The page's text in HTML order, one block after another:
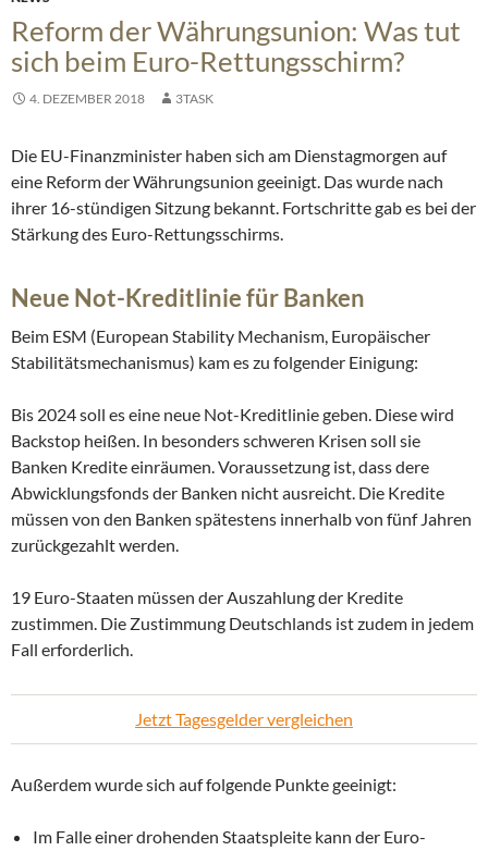
Reform der Währungsunion: Was tut
sich beim Euro-Rettungsschirm?
4. DEZEMBER 2018 3TASK
Die EU-Finanzminister haben sich am Dienstagmorgen auf
eine Reform der Währungsunion geeinigt. Das wurde nach
ihrer 16-stündigen Sitzung bekannt. Fortschritte gab es bei der
Stärkung des Euro-Rettungsschirms.
Neue Not-Kreditlinie für Banken
Beim ESM (European Stability Mechanism, Europäischer
Stabilitätsmechanismus) kam es zu folgender Einigung:
Bis 2024 soll es eine neue Not-Kreditlinie geben. Diese wird
Backstop heißen. In besonders schweren Krisen soll sie
Banken Kredite einräumen. Voraussetzung ist, dass dere
Abwicklungsfonds der Banken nicht ausreicht. Die Kredite
müssen von den Banken spätestens innerhalb von fünf Jahren
zurückgezahlt werden.
19 Euro-Staaten müssen der Auszahlung der Kredite
zustimmen. Die Zustimmung Deutschlands ist zudem in jedem
Fall erforderlich.
Jetzt Tagesgelder vergleichen
Außerdem wurde sich auf folgende Punkte geeinigt:
Im Falle einer drohenden Staatspleite kann der Euro-